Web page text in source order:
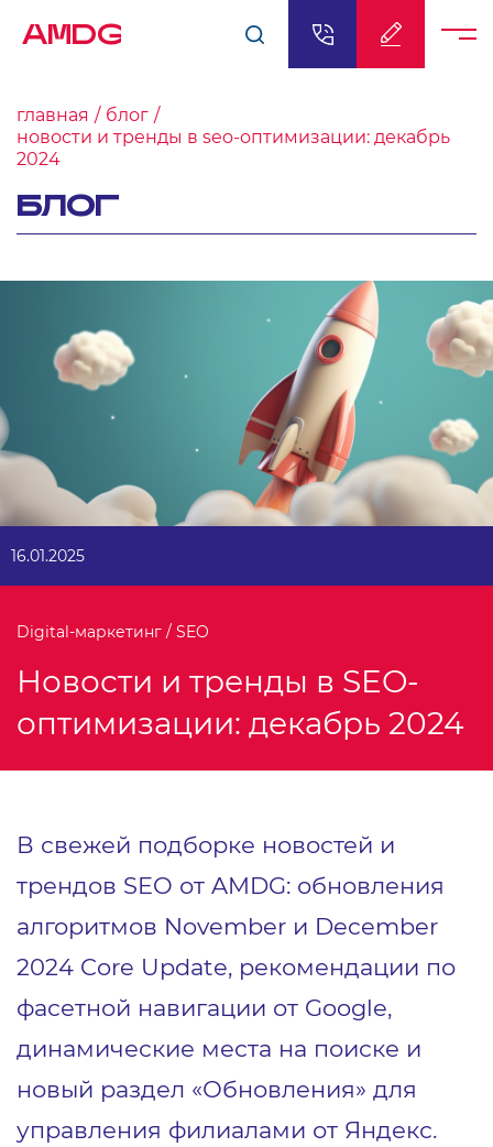
AMDG
главная
блог
новости и тренды в seo-оптимизации: декабрь
2024
БЛОГ
16.01.2025
Digital-маркетинг / SEO
Новости и тренды в SEO-
оптимизации: декабрь 2024
В свежей подборке новостей и
трендов SEO от AMDG: обновления
алгоритмов November и December
2024 Core Update, рекомендации по
фасетной навигации от Google,
динамические места на поиске и
новый раздел «Обновления» для
управления филиалами от Яндекс.